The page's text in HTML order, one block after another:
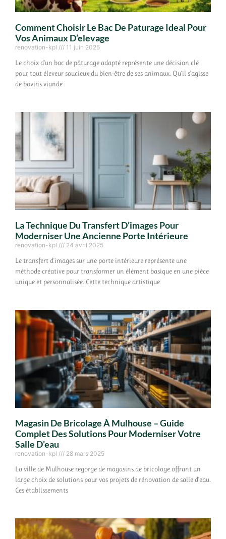
Comment Choisir Le Bac De Paturage Ideal Pour
Vos Animaux D’elevage
renovation-kpl 11 juin 2025
Le choix d’un bac de pâturage adapté représente une décision clé
pour tout éleveur soucieux du bien-être de ses animaux. Qu’il s’agisse
de bovins viande
La Technique Du Transfert D’images Pour
Moderniser Une Ancienne Porte Intérieure
renovation-kpl 24 avril 2025
Le transfert d'images sur une porte intérieure représente une
méthode créative pour transformer un élément basique en une pièce
unique et personnalisée. Cette technique artistique
Magasin De Bricolage À Mulhouse – Guide
Complet Des Solutions Pour Moderniser Votre
Salle D’eau
renovation-kpl 28 mars 2025
La ville de Mulhouse regorge de magasins de bricolage offrant un
large choix de solutions pour vos projets de rénovation de salle d'eau.
Ces établissements